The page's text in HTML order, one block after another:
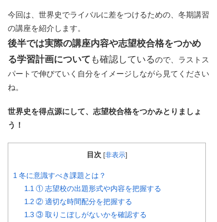
今回は、世界史でライバルに差をつけるための、冬期講習
の講座を紹介します。
後半では実際の講座内容や志望校合格をつかめ
る学習計画についても確認しているので、ラストス
パートで伸びていく自分をイメージしながら見てください
ね。
世界史を得点源にして、志望校合格をつかみとりましょ
う！
目次 [非表示]
1 冬に意識すべき課題とは？
1.1 ① 志望校の出題形式や内容を把握する
1.2② 適切な時間配分を把握する
1.3③ 取りこぼしがないかを確認する